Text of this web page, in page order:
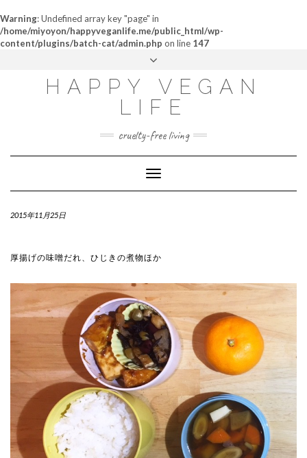
Warning: Undefined array key "page" in
/home/miyoyon/happyveganlife.me/public_html/wp-
content/plugins/batch-cat/admin.php on line 147
ABOUT
MY STORY
CONTACT
HAPPY VEGAN
LIFE
cruelty-free living
Toggle
Navigation
2015年11月25日
厚揚げの味噌だれ、ひじきの煮物ほか